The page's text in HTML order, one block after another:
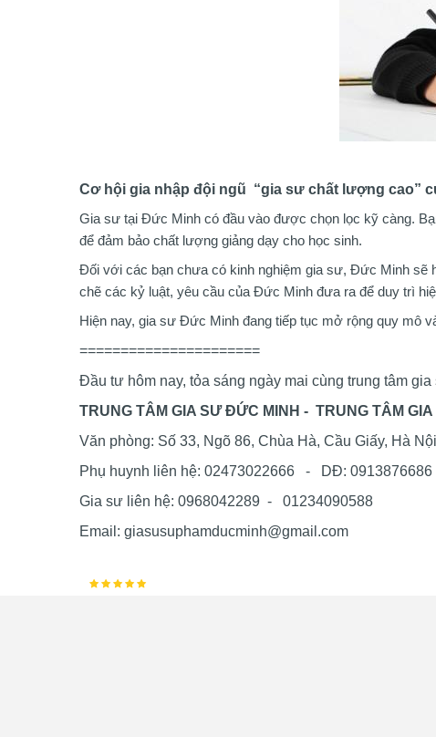
Cơ hội gia nhập đội ngũ “gia sư chất lượng cao”
Gia sư tại Đức Minh có đầu vào được chọn lọc kỹ càng.
để đảm bảo chất lượng giảng dạy cho học sinh.
Đối với các bạn chưa có kinh nghiệm gia sư, Đức Minh sẽ
chẽ các kỷ luật, yêu cầu của Đức Minh đưa ra để duy trì
Hiện nay, gia sư Đức Minh đang tiếp tục mở rộng quy mô
======================
Đầu tư hôm nay, tỏa sáng ngày mai cùng trung tâm
TRUNG TÂM GIA SƯ ĐỨC MINH - TRUNG TÂM GIA
Văn phòng: Số 33, Ngõ 86, Chùa Hà, Cầu Giấy, Hà Nội
Phụ huynh liên hệ: 02473022666 - DĐ:
Gia sư liên hệ: 0968042289 - 01234090588
Email: giasusuphamducminh@gmail.com